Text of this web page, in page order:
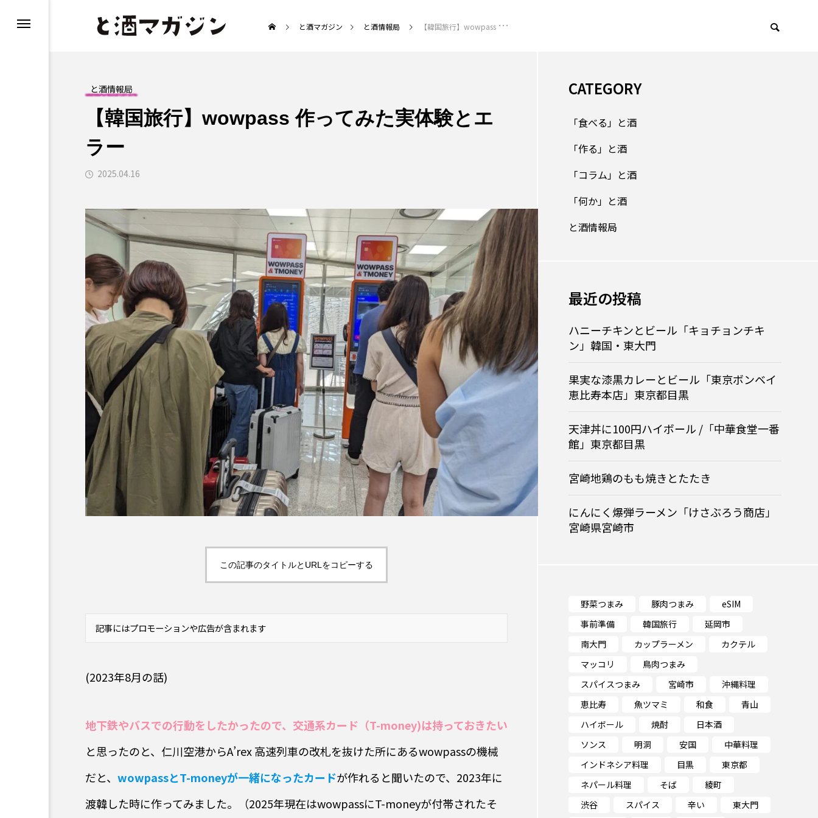
「食べる」と酒 「作る」と酒 「コラム」と酒 「何か」と酒 「と酒」について
NEW POST
カテゴリ毎の最新記事
とビール「キョチョ
「作る」と酒
【レシピ】きゅうりとココナッツ
の爽やかスパイスサラダ
「コラム」と酒
おつまみを「居酒屋レベル」にす
る魔法のような白髪ネギの力
2025.04.28
「何か」と酒
2026.07.05
て
 
TAG LIST
野菜つまみ 豚肉つまみ
青山
ネパール料理
渋谷 スパイス 辛い 東大門 韓国料理 韓国 ビール 宮崎県
と酒マガジン と酒情報局 【韓国旅行】wowpass 作ってみた実体験とエラー
と酒情報局
【韓国旅行】wowpass 作ってみた実体験とエ
ラー
2025.04.16
この記事のタイトルとURLをコピーする
記事にはプロモーションや広告が含まれます
(2023年8月の話)
地下鉄やバスでの行動をしたかったので、交通系カード（T-money)は持っておきたい
と思ったのと、仁川空港からA’rex 高速列車の改札を抜けた所にあるwowpassの機械
だと、 wowpassとT-moneyが一緒になったカードが作れると聞いたので、2023年に
渡韓した時に作ってみました。（2025年現在はwowpassにT-moneyが付帯されたそ
CATEGORY
「食べる」と酒
「作る」と酒
「コラム」と酒
「何か」と酒
と酒情報局
最近の投稿
ハニーチキンとビール「キョチョンチキ
ン」韓国・東大門
果実な漆黒カレーとビール「東京ボンベイ
恵比寿本店」東京都目黒
天津丼に100円ハイボール /「中華食堂一番
館」東京都目黒
宮崎地鶏のもも焼きとたたき
にんにく爆弾ラーメン「けさぶろう商店」
宮崎県宮崎市
野菜つまみ 豚肉つまみ
eSIM
事前準備
韓国旅行
延岡市
南大門
カップラーメン
カクテル
マッコリ
鳥肉つまみ
スパイスつまみ
宮崎市
沖縄料理
恵比寿
魚ツマミ 和食
青山
ハイボール
焼酎
日本酒
ソンス
明洞 安国
中華料理
インドネシア料理
目黒
東京都
ネパール料理
そば
綾町
渋谷
スパイス 辛い
東大門